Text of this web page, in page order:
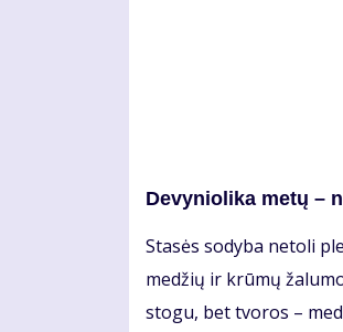
De­vy­nio­li­ka me­tų –
Sta­sės so­dy­ba ne­to­li
me­džių ir krū­mų
sto­gu, bet tvo­ros –